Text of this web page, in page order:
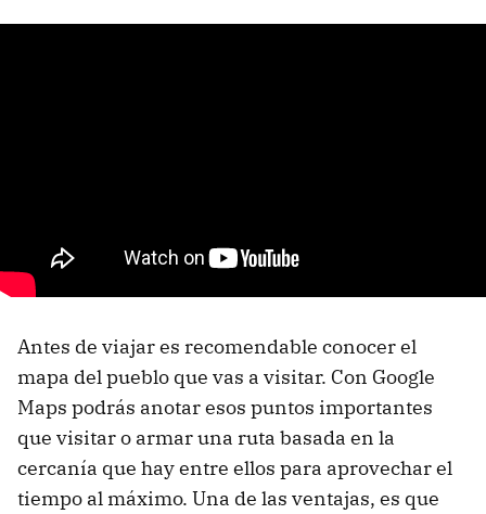
Antes de viajar es recomendable conocer el
mapa del pueblo que vas a visitar. Con Google
Maps podrás anotar esos puntos importantes
que visitar o armar una ruta basada en la
cercanía que hay entre ellos para aprovechar el
tiempo al máximo. Una de las ventajas, es que